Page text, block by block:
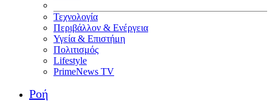
Τεχνολογία
Περιβάλλον & Ενέργεια
Υγεία & Επιστήμη
Πολιτισμός
Lifestyle
PrimeNews TV
Ροή